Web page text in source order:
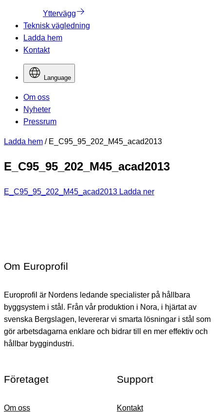
Yttervägg
Teknisk vägledning
Ladda hem
Kontakt
Language
Om oss
Nyheter
Pressrum
Ladda hem / E_C95_95_202_M45_acad2013
E_C95_95_202_M45_acad2013
E_C95_95_202_M45_acad2013 Ladda ner
Om Europrofil
Europrofil är Nordens ledande specialister på hållbara
byggsystem i stål. Från vår produktion i Nora, i hjärtat av
svenska Bergslagen, levererar vi smarta lösningar i stål som
gör arbetsdagarna enklare och bidrar till en mer effektiv och
hållbar byggindustri.
Företaget
Om oss
Support
Kontakt